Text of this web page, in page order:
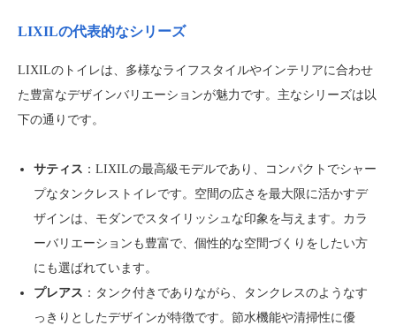
LIXILの代表的なシリーズ
LIXILのトイレは、多様なライフスタイルやインテリアに合わせ
た豊富なデザインバリエーションが魅力です。主なシリーズは以
下の通りです。
サティス ：LIXILの最高級モデルであり、コンパクトでシャー
プなタンクレストイレです。空間の広さを最大限に活かすデ
ザインは、モダンでスタイリッシュな印象を与えます。カラ
ーバリエーションも豊富で、個性的な空間づくりをしたい方
にも選ばれています。
プレアス ：タンク付きでありながら、タンクレスのようなす
っきりとしたデザインが特徴です。節水機能や清掃性に優